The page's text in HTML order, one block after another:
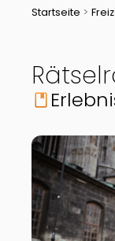
Startseite >
book